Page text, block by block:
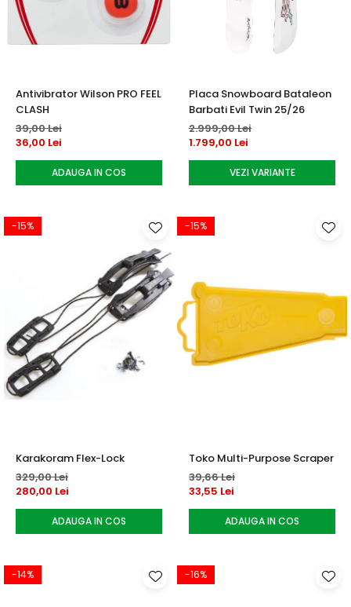
Accesorii tenis
Gripuri & overgripuri
Testeaza rachete
Antivibrator Wilson PRO FEEL
CLASH
39,00 Lei
36,00 Lei
ADAUGA IN COS
Placa Snowboard Bataleon
Barbati Evil Twin 25/26
2.999,00 Lei
1.799,00 Lei
VEZI VARIANTE
-15%
Karakoram Flex-Lock
329,00 Lei
280,00 Lei
ADAUGA IN COS
-15%
Toko Multi-Purpose Scraper
39,66 Lei
33,55 Lei
ADAUGA IN COS
-14% -16%